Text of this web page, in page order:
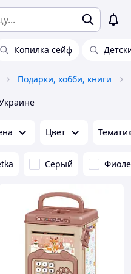
Копилка сейф
Подарки, хобби, книги
Цвет
Серый